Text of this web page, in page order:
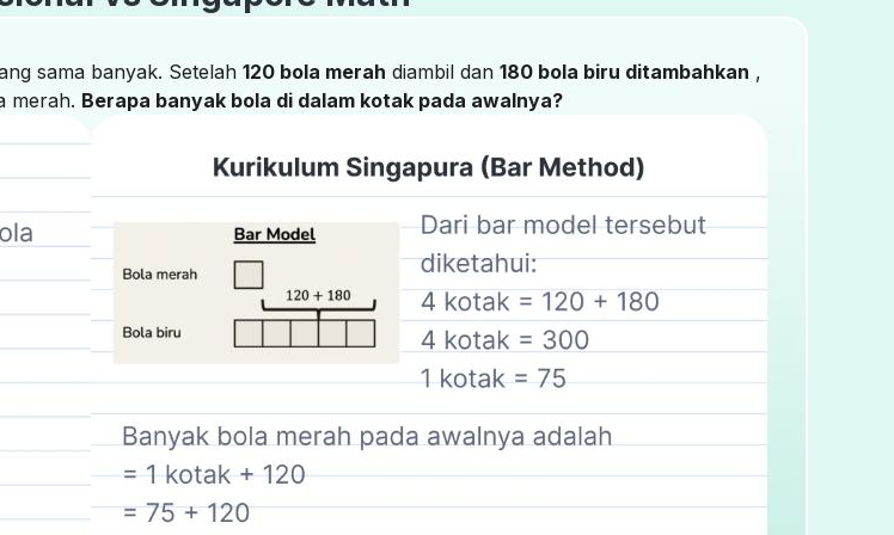
sama banyak. Setelah 120 bola merah diambil dan 180 bola biru ditambahkan ,
merah. Berapa banyak bola di dalam kotak pada awalnya?